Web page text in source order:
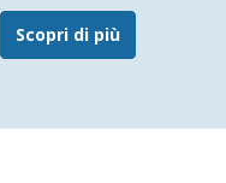
Scopri di più